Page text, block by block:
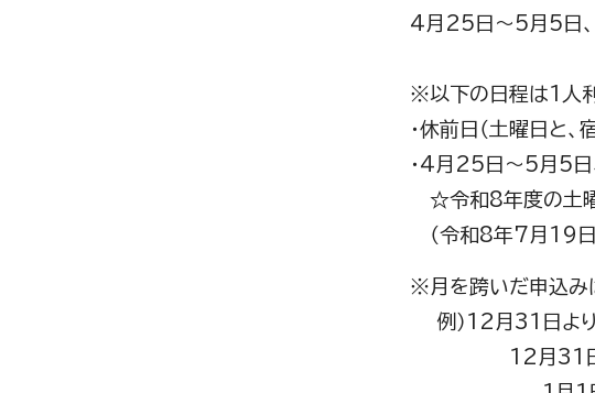
4月25日～5月5日
※以下の日程は1人
・休前日（土曜日と
・4月25日～5月5
☆令和8年度の土
（令和8年7月19
※月を跨いだ申込み
例）12月31日よ
12月31日泊 令